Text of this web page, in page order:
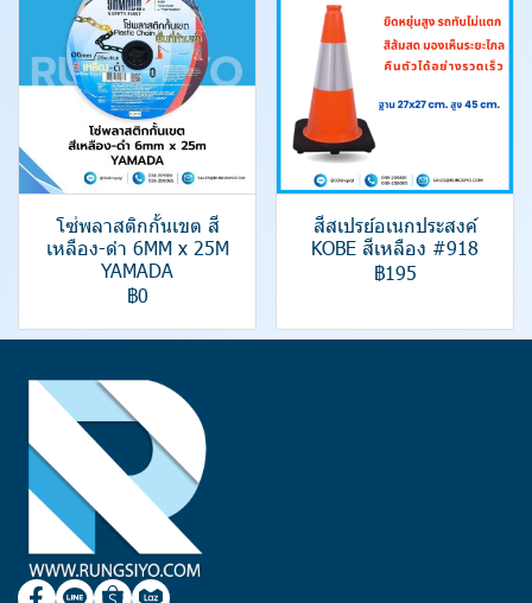
โซ่พลาสติกกั้นเขต สี
เหลือง-ดำ 6MM x 25M
YAMADA
฿0
สีสเปรย์อเนกประสงค์
KOBE สีเหลือง #918
฿195